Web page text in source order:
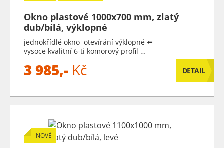
Okno plastové 1000x700 mm, zlatý
dub/bílá, výklopné
jednokřídlé okno otevírání výklopné ⬅️
vysoce kvalitní 6-ti komorový profil …
3 985,- Kč DETAIL
NOVÉ